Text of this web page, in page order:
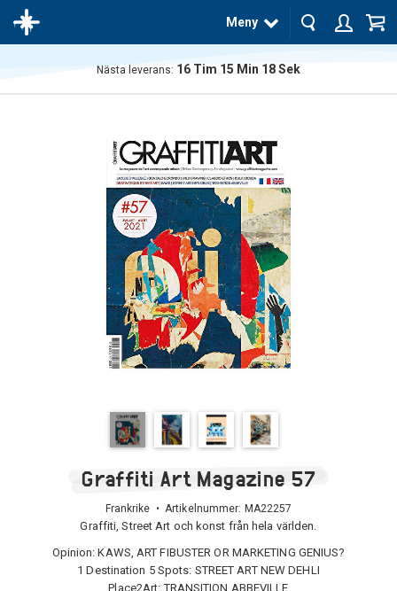
Meny
Nästa leverans: 16 Tim 15 Min 18Sek
Graffiti Art Magazine 57
Frankrike • Artikelnummer: MA22257
Graffiti, Street Art och konst från hela världen.
Opinion: KAWS, ART FIBUSTER OR MARKETING GENIUS?
1 Destination 5 Spots: STREET ART NEW DEHLI
Place2Art: TRANSITION ABBEVILLE